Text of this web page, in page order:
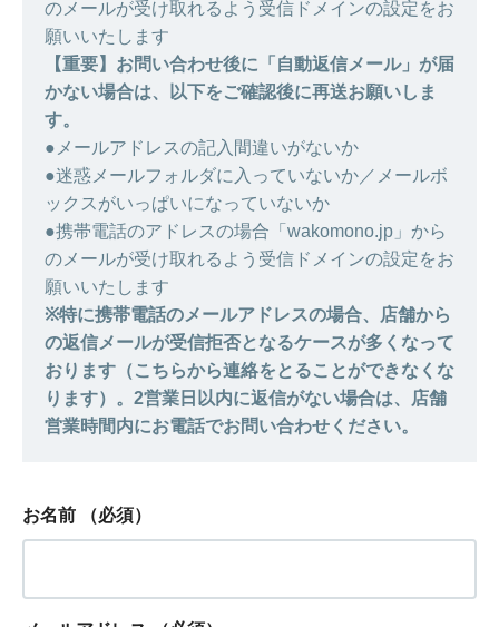
のメールが受け取れるよう受信ドメインの設定をお
願いいたします
【重要】お問い合わせ後に「自動返信メール」が届
かない場合は、以下をご確認後に再送お願いしま
す。
●メールアドレスの記入間違いがないか
●迷惑メールフォルダに入っていないか／メールボ
ックスがいっぱいになっていないか
●携帯電話のアドレスの場合「wakomono.jp」から
のメールが受け取れるよう受信ドメインの設定をお
願いいたします
※特に携帯電話のメールアドレスの場合、店舗から
の返信メールが受信拒否となるケースが多くなって
おります（こちらから連絡をとることができなくな
ります）。2営業日以内に返信がない場合は、店舗
営業時間内にお電話でお問い合わせください。
お名前 （必須）